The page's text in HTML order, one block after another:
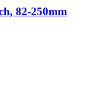
82-250mm